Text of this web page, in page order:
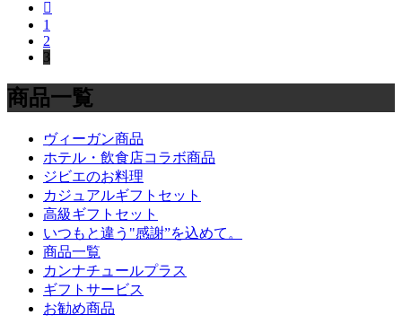

1
2
3
商品一覧
ヴィーガン商品
ホテル・飲食店コラボ商品
ジビエのお料理
カジュアルギフトセット
高級ギフトセット
いつもと違う"感謝”を込めて。
商品一覧
カンナチュールプラス
ギフトサービス
お勧め商品